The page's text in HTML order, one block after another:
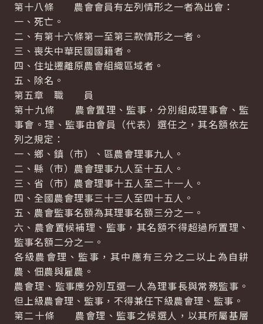
第十八條 農會會員有左列情形之一者為出會：
一、死亡。
二、有第十六條第一至第三款情形之一者。
三、喪失中華民國國籍者。
四、住址遷離原農會組織區域者。
五、除名。
第五章 職 員
第十九條 農會置理、監事，分別組成理事會、監
事會。理、監事由會員（代表）選任之，其名額依左
列之規定：
一、鄉、鎮（市）、區農會理事九人。
二、縣（市）農會理事九人至十五人。
三、省（市）農會理事十五人至二十一人。
四、全國農會理事三十三人至四十五人。
五、農會監事名額為其理事名額三分之一。
六、農會置候補理、監事，其名額不得超過所置理、
監事名額二分之一。
各級農會理、監事，其中應有三分之二以上為自耕
農、佃農與雇農。
農會理、監事應分別互選一人為理事長與常務監事。
但上級農會理、監事，不得兼任下級農會理、監事。
第二十條 農會理、監事之候選人，以其所屬基層